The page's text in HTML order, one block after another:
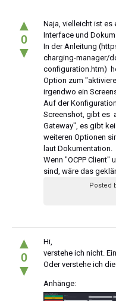
▲
0
▼
Naja, vielleicht ist es
Interface und
In der Anleitung
charging-manager/
configuration.htm)
Option zum
irgendwo ein
Auf der
Screenshot, gibt es
Gateway", es gibt
weiteren Optionen
laut Dokumentation.
Wenn "OCPP Client"
sind, wäre das
Posted
▲
0
▼
Hi,
verstehe ich nicht.
Oder verstehe ich
Anhänge: